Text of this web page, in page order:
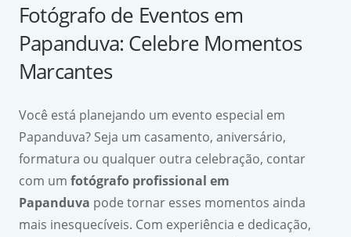
Fotógrafo de Eventos em
Papanduva: Celebre Momentos
Marcantes
Você está planejando um evento especial em
Papanduva? Seja um casamento, aniversário,
formatura ou qualquer outra celebração, contar
com um fotógrafo profissional em
Papanduva pode tornar esses momentos ainda
mais inesquecíveis. Com experiência e dedicação,